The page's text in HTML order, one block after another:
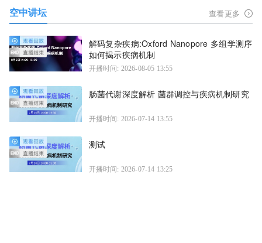
空中讲坛 查看更多
解码复杂疾病:Oxford Nanopore 多组学测序
如何揭示疾病机制
开播时间: 2026-08-05 13:55
肠菌代谢深度解析 菌群调控与疾病机制研究
开播时间: 2026-07-14 13:55
测试
开播时间: 2026-07-14 13:25